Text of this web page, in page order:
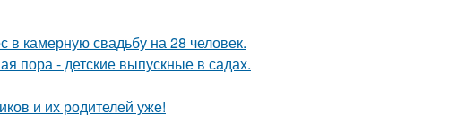
камерную свадьбу на 28 человек.
пора - детские выпускные в садах.
и их родителей уже!